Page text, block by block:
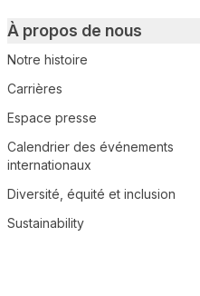
À propos de nous
Notre histoire
Carrières
Espace presse
Calendrier des événements
internationaux
Diversité, équité et inclusion
Sustainability